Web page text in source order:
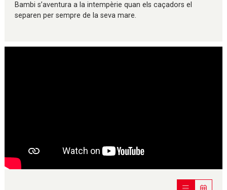
Bambi s’aventura a la intempèrie quan els caçadors el
separen per sempre de la seva mare.